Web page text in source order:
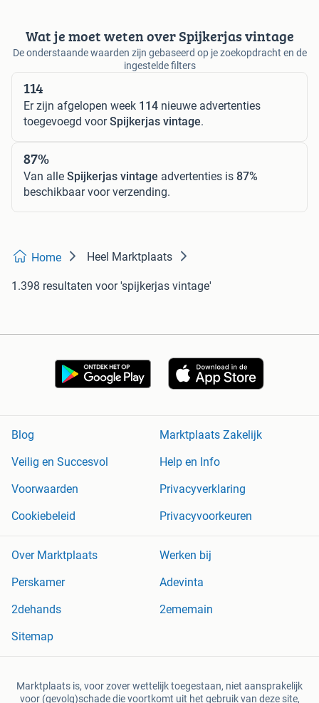
Wat je moet weten over Spijkerjas vintage
De onderstaande waarden zijn gebaseerd op je zoekopdracht en de
ingestelde filters
114
Er zijn afgelopen week 114 nieuwe advertenties
toegevoegd voorSpijkerjas vintage.
87%
Van alle Spijkerjas vintage advertenties is 87%
beschikbaar voor verzending.
Home Heel Marktplaats
1.398 resultaten voor 'spijkerjas vintage'
Blog
Marktplaats Zakelijk
Veilig en Succesvol
Help en Info
Voorwaarden
Privacyverklaring
Cookiebeleid
Privacyvoorkeuren
Over Marktplaats
Werken bij
Perskamer
Adevinta
2dehands
2ememain
Sitemap
Marktplaats is, voor zover wettelijk toegestaan, niet aansprakelijk
voor (gevolg)schade die voortkomt uit het gebruik van deze site,